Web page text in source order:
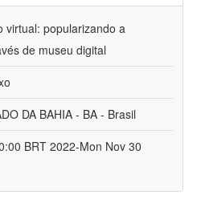
virtual: popularizando a
de museu digital
DA BAHIA - BA - Brasil
BRT 2022-Mon Nov 30